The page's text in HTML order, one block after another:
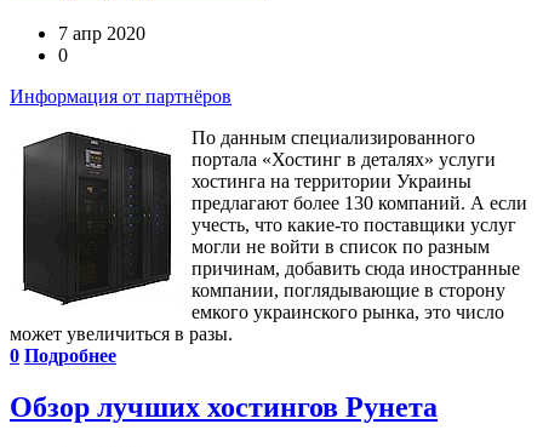
7 апр 2020
0
Информация от партнёров
По данным специализированного
портала «Хостинг в деталях» услуги
хостинга на территории Украины
предлагают более 130 компаний. А если
учесть, что какие-то поставщики услуг
могли не войти в список по разным
причинам, добавить сюда иностранные
компании, поглядывающие в сторону
емкого украинского рынка, это число
может увеличиться в разы.
0 Подробнее
Обзор лучших хостингов Рунета